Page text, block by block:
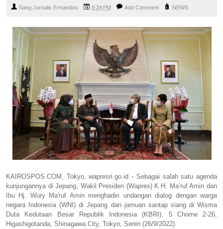
Sang Jurnalis Ermandos 9:24 PM Add Comment NEWS
KAIROSPOS.COM, Tokyo, wapresri.go.id - Sebagai salah satu agenda
kunjungannya di Jepang, Wakil Presiden (Wapres) K.H. Ma’ruf Amin dan
Ibu Hj. Wury Ma'ruf Amin menghadiri undangan dialog dengan warga
negara Indonesia (WNI) di Jepang dan jamuan santap siang di Wisma
Duta Kedutaan Besar Republik Indonesia (KBRI), 5 Chome 2-26,
Higashigotanda, Shinagawa City, Tokyo, Senin (26/9/2022).